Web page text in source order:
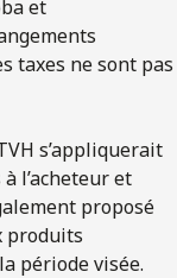
et
taxes ne sont pas
s’appliquerait
l’acheteur et
proposé
produits
période visée.